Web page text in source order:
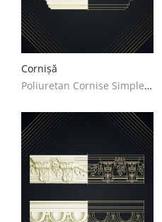
Log in
Inregistreaza-te
RON (lei)
Limba
English
Cornișă
Poliuretan Cornise Simple Decoratiuni Casa